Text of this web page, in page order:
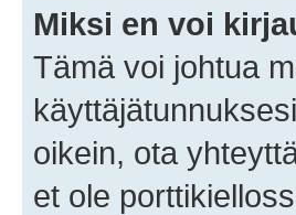
Miksi en voi
Tämä voi johtua
oikein, ota
et ole